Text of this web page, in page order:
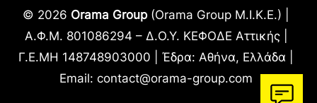
© 2026 Orama Group(Orama Group Μ.Ι.Κ.Ε.) |
Α.Φ.Μ. 801086294 – Δ.Ο.Υ. ΚΕΦΟΔΕ Αττικής |
Γ.Ε.ΜΗ 148748903000 | Έδρα: Αθήνα, Ελλάδα |
Email: contact@orama-group.com